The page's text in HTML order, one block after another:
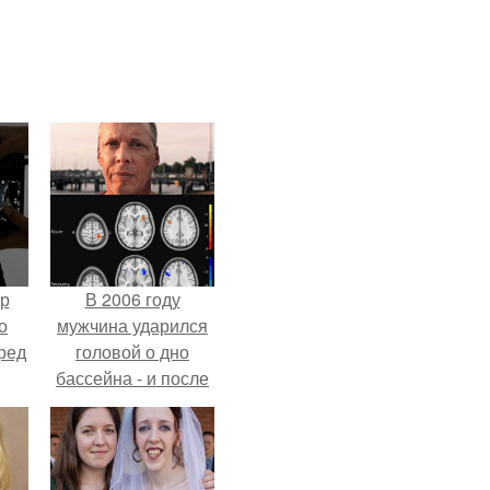
В 2006 году
мужчина ударился
головой о дно
бассейна - и после
этого его жизнь
изменилась самым
странным образом.